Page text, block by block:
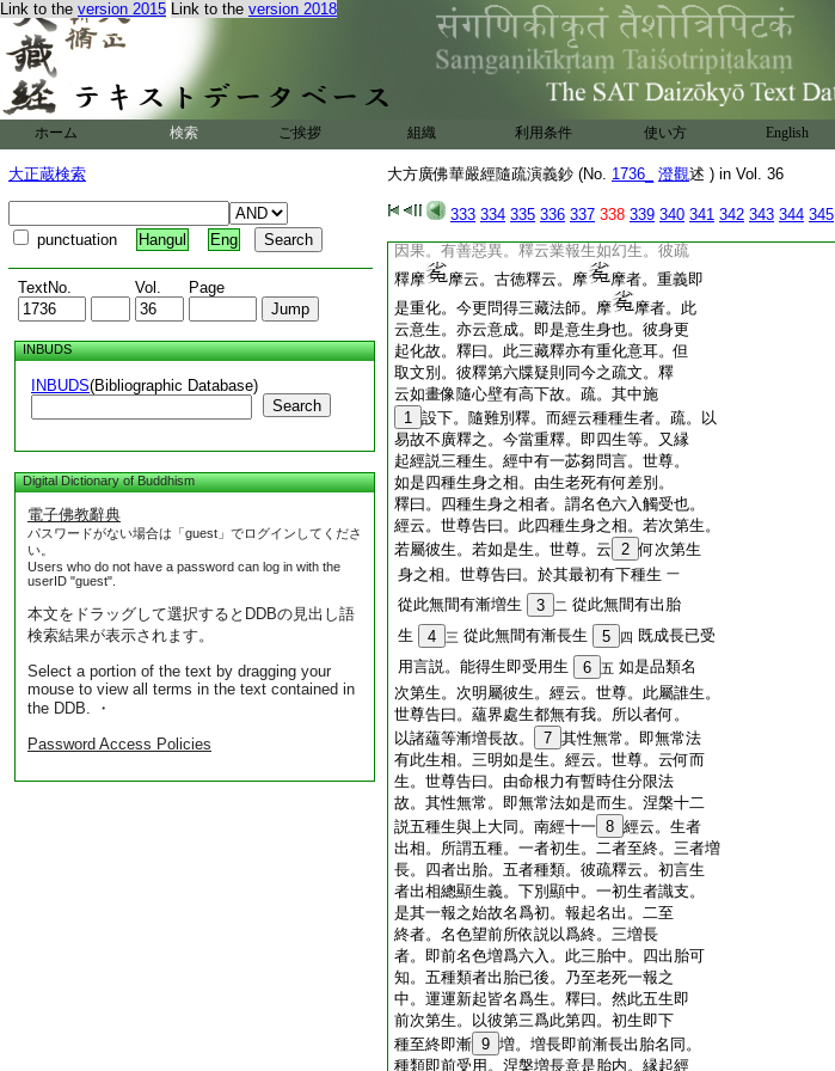
Link to the version 2015 Link to the version 2018
ホーム 検索 ご挨拶 組織 利用条件 使い方 English
大正蔵検索
punctuation Hangul Eng
TextNo. Vol. Page
INBUDS
INBUDS(Bibliographic Database)
Search
Digital Dictionary of Buddhism
電子佛教辭典
パスワードがない場合は「guest」でログインしてくださ
い。
Users who do not have a password can log in with the
userID "guest".
本文をドラッグして選択するとDDBの見出し語
検索結果が表示されます。
Select a portion of the text by dragging your
mouse to view all terms in the text contained in
the DDB. ・
Password Access Policies
大方廣佛華嚴經隨疏演義鈔 (No. 1736_ 澄觀述 ) in Vol. 36
333 334 335 336 337 338 339 340 341 342 343 344 345
但有牒法爲喩耳。彼之電喩今改爲影。彼
摩喩今改爲幻。故有二幻。此亦是改
亦是添義。彼業報所起屬摩
摩所喩。今
將合化亦是改處。又後四喩皆經自釋。即
是添處。經之添改總爲小異。添改二字正
約疏明。彼釋電云。亦有彼闇照明等用。今
由爲影。改云亦有應質覆蔭等義。彼釋第
四疑云。果行等可使是空。今世界事廣此
應爲實。由經以界爲間則世間通三世間
因果。有善惡異。釋云業報生如幻生。彼疏
釋摩
摩云。古徳釋云。摩
摩者。重義即
是重化。今更問得三藏法師。摩
摩者。此
云意生。亦云意成。即是意生身也。彼身更
起化故。釋曰。此三藏釋亦有重化意耳。但
取文別。彼釋第六牒疑則同今之疏文。釋
云如畫像隨心壁有高下故。疏。其中施
1 設下。隨難別釋。而經云種種生者。疏。以
易故不廣釋之。今當重釋。即四生等。又縁
起經説三種生。經中有一苾芻問言。世尊。
如是四種生身之相。由生老死有何差別。
釋曰。四種生身之相者。謂名色六入觸受也。
經云。世尊告曰。此四種生身之相。若次第生。
若屬彼生。若如是生。世尊。云 2 何次第生
身之相。世尊告曰。於其最初有下種生 一
從此無間有漸増生 3 二 從此無間有出胎
生
4 三 從此無間有漸長生 5 四 既成長已受
用言説。能得生即受用生
6 五 如是品類名
次第生。次明屬彼生。經云。世尊。此屬誰生。
世尊告曰。蘊界處生都無有我。所以者何。
以諸蘊等漸増長故。
7 其性無常。即無常法
有此生相。三明如是生。經云。世尊。云何而
生。世尊告曰。由命根力有暫時住分限法
故。其性無常。即無常法如是而生。涅槃十二
説五種生與上大同。南經十一 8 經云。生者
出相。所謂五種。一者初生。二者至終。三者増
長。四者出胎。五者種類。彼疏釋云。初言生
者出相總顯生義。下別顯中。一初生者識支。
是其一報之始故名爲初。報起名出。二至
終者。名色望前所依説以爲終。三増長
者。即前名色増爲六入。此三胎中。四出胎可
知。五種類者出胎已後。乃至老死一報之
中。運運新起皆名爲生。釋曰。然此五生即
前次第生。以彼第三爲此第四。初生即下
種至終即漸 9 増。増長即前漸長出胎名同。
種類即前受用。涅槃増長意是胎内。縁起經